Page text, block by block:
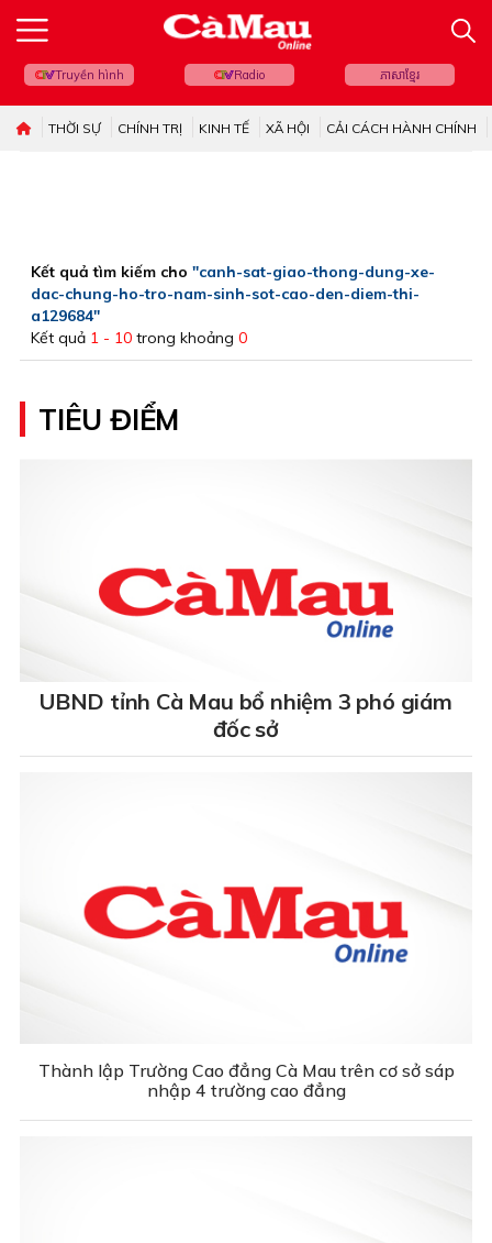
Truyền hình Radio ភាសាខ្មែរ
THỜI SỰ CHÍNH TRỊ KINH TẾ XÃ HỘI CẢI CÁCH HÀNH CHÍNH
Kết quả tìm kiếm cho "canh-sat-giao-thong-dung-xe-
dac-chung-ho-tro-nam-sinh-sot-cao-den-diem-thi-
a129684"
Kết quả 1 - 10 trong khoảng 0
TIÊU ĐIỂM
UBND tỉnh Cà Mau bổ nhiệm 3 phó giám
đốc sở
Thành lập Trường Cao đẳng Cà Mau trên cơ sở sáp
nhập 4 trường cao đẳng